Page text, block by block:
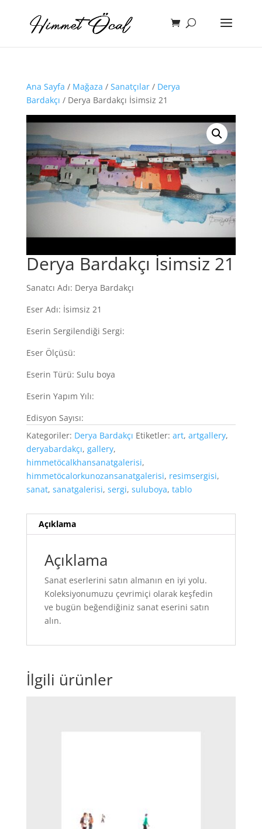
Ana Sayfa / Mağaza / Sanatçılar/ Derya
Bardakçı / Derya Bardakçı İsimsiz 21
Derya Bardakçı İsimsiz 21
Sanatcı Adı: Derya Bardakçı
Eser Adı: İsimsiz 21
Eserin Sergilendiği Sergi:
Eser Ölçüsü:
Eserin Türü: Sulu boya
Eserin Yapım Yılı:
Edisyon Sayısı:
Kategoriler: Derya Bardakçı Etiketler: art, artgallery,
deryabardakçı, gallery,
himmetöcalkhansanatgalerisi,
himmetöcalorkunozansanatgalerisi, resimsergisi,
sanat, sanatgalerisi, sergi, suluboya, tablo
Açıklama
Açıklama
Sanat eserlerini satın almanın en iyi yolu.
Koleksiyonumuzu çevrimiçi olarak keşfedin
ve bugün beğendiğiniz sanat eserini satın
alın.
İlgili ürünler